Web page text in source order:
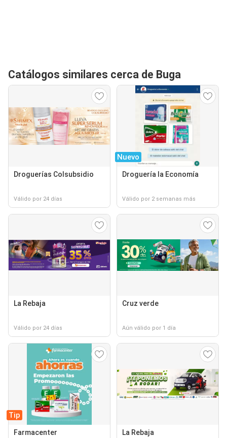
Catálogos similares cerca de Buga
Droguerías Colsubsidio
Válido por 24 días
Nuevo
Droguería la Economía
Válido por 2 semanas más
La Rebaja
Válido por 24 días
Cruz verde
Aún válido por 1 día
Tip
Farmacenter La Rebaja